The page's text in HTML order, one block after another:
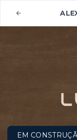
EM